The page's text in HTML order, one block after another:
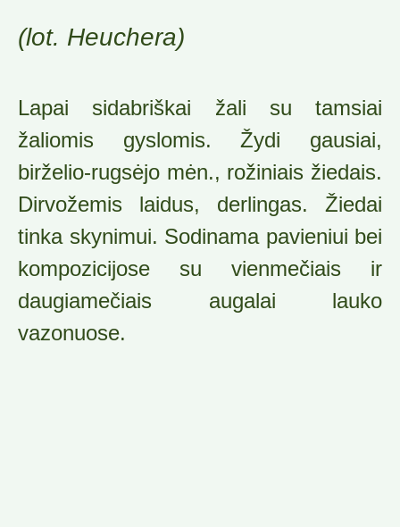
(lot. Heuchera)
Lapai sidabriškai žali su tamsiai
žaliomis gyslomis. Žydi gausiai,
birželio-rugsėjo mėn., rožiniais žiedais.
Dirvožemis laidus, derlingas. Žiedai
tinka skynimui. Sodinama pavieniui bei
kompozicijose su vienmečiais ir
daugiamečiais augalai lauko
vazonuose.